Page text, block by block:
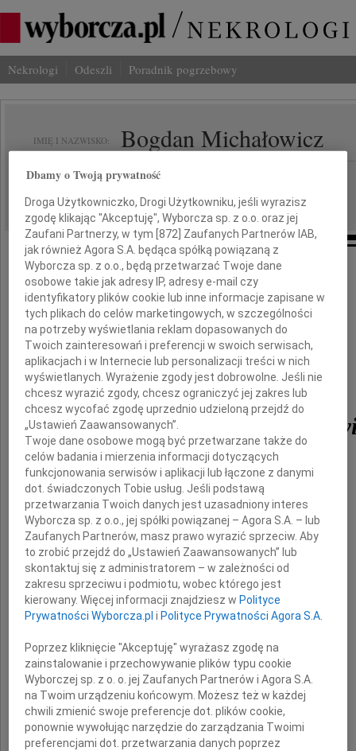
Nekrologi Odeszli Poradnik pogrzebowy
IMIĘ I NAZWISKO: Bogdan Michałowicz
REGION: Warszawa
DATA EMISJI: 10.07.2010
Z najgłębszym smutkiem
żegnamy Pana
prof. Bogdana
wybitnego lekarza i szlachetnego Człowieka,
który pochylał się nad każdym chorym.
Jego mądrość i dobroć były niezwykłe,
w najwyższym stopniu poruszające.
Zawsze będziemy o Nim pamiętać.
Wyrazy serdecznego współczucia
dla
Żony Barbary
i
Córki Doroty
Irmina, Jagna, Małgorzata z Kamilą
Dbamy o Twoją prywatność
Droga Użytkowniczko, Drogi Użytkowniku, jeśli wyrazisz
zgodę klikając "Akceptuję", Wyborcza sp. z o.o. oraz jej
Zaufani Partnerzy, w tym [872 ] Zaufanych Partnerów IAB,
jak również Agora S.A. będąca spółką powiązaną z
Wyborcza sp. z o.o., będą przetwarzać Twoje dane
osobowe takie jak adresy IP, adresy e-mail czy
identyfikatory plików cookie lub inne informacje zapisane w
tych plikach do celów marketingowych, w szczególności
na potrzeby wyświetlania reklam dopasowanych do
Twoich zainteresowań i preferencji w swoich serwisach,
aplikacjach i w Internecie lub personalizacji treści w nich
wyświetlanych. Wyrażenie zgody jest dobrowolne. Jeśli nie
chcesz wyrazić zgody, chcesz ograniczyć jej zakres lub
chcesz wycofać zgodę uprzednio udzieloną przejdź do
„Ustawień Zaawansowanych”.
Twoje dane osobowe mogą być przetwarzane także do
celów badania i mierzenia informacji dotyczących
funkcjonowania serwisów i aplikacji lub łączone z danymi
dot. świadczonych Tobie usług. Jeśli podstawą
przetwarzania Twoich danych jest uzasadniony interes
Wyborcza sp. z o.o., jej spółki powiązanej – Agora S.A. – lub
Zaufanych Partnerów, masz prawo wyrazić sprzeciw. Aby
to zrobić przejdź do „Ustawień Zaawansowanych” lub
skontaktuj się z administratorem – w zależności od
zakresu sprzeciwu i podmiotu, wobec którego jest
kierowany. Więcej informacji znajdziesz w Polityce
Prywatności Wyborcza.pl i Polityce Prywatności Agora S.A.
Poprzez kliknięcie "Akceptuję" wyrażasz zgodę na
zainstalowanie i przechowywanie plików typu cookie
Wyborczej sp. z o. o. jej Zaufanych Partnerów i Agora S.A.
na Twoim urządzeniu końcowym. Możesz też w każdej
chwili zmienić swoje preferencje dot. plików cookie,
ponownie wywołując narzędzie do zarządzania Twoimi
preferencjami dot. przetwarzania danych poprzez